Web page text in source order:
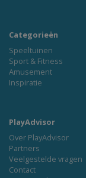
Categorieën
Speeltuinen
Sport & Fitness
Amusement
Inspiratie
PlayAdvisor
Over PlayAdvisor
Partners
Veelgestelde vragen
Contact